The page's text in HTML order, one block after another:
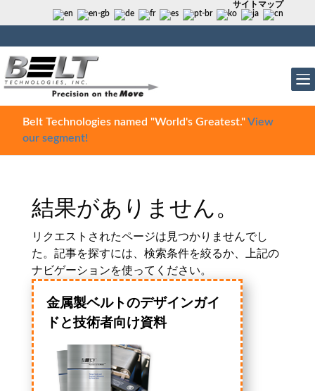
サイトマップ
Belt Technologies named "World's Greatest."View
our segment!
結果がありません。
リクエストされたページは見つかりませんでし
た。記事を探すには、検索条件を絞るか、上記の
ナビゲーションを使ってください。
金属製ベルトのデザインガイ
ドと技術者向け資料